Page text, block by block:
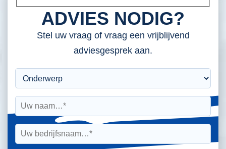
ADVIES NODIG?
Stel uw vraag of vraag een vrijblijvend
adviesgesprek aan.